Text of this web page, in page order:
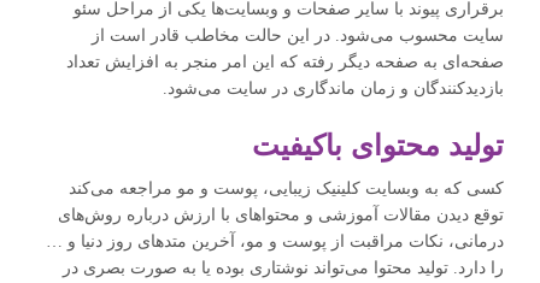
برقراری پیوند با سایر صفحات و وبسایت‌ها یکی از مراحل سئو
سایت محسوب می‌شود. در این حالت مخاطب قادر است از
صفحه‌ای به صفحه دیگر رفته که این امر منجر به افزایش تعداد
بازدیدکنندگان و زمان ماندگاری در سایت می‌شود.
تولید محتوای باکیفیت
کسی که به وبسایت کلینیک زیبایی، پوست و مو مراجعه می‌کند
توقع دیدن مقالات آموزشی و محتواهای با ارزش درباره روش‌های
درمانی، نکات مراقبت از پوست و مو، آخرین متدهای روز دنیا و …
را دارد. تولید محتوا می‌تواند نوشتاری بوده یا به صورت بصری در